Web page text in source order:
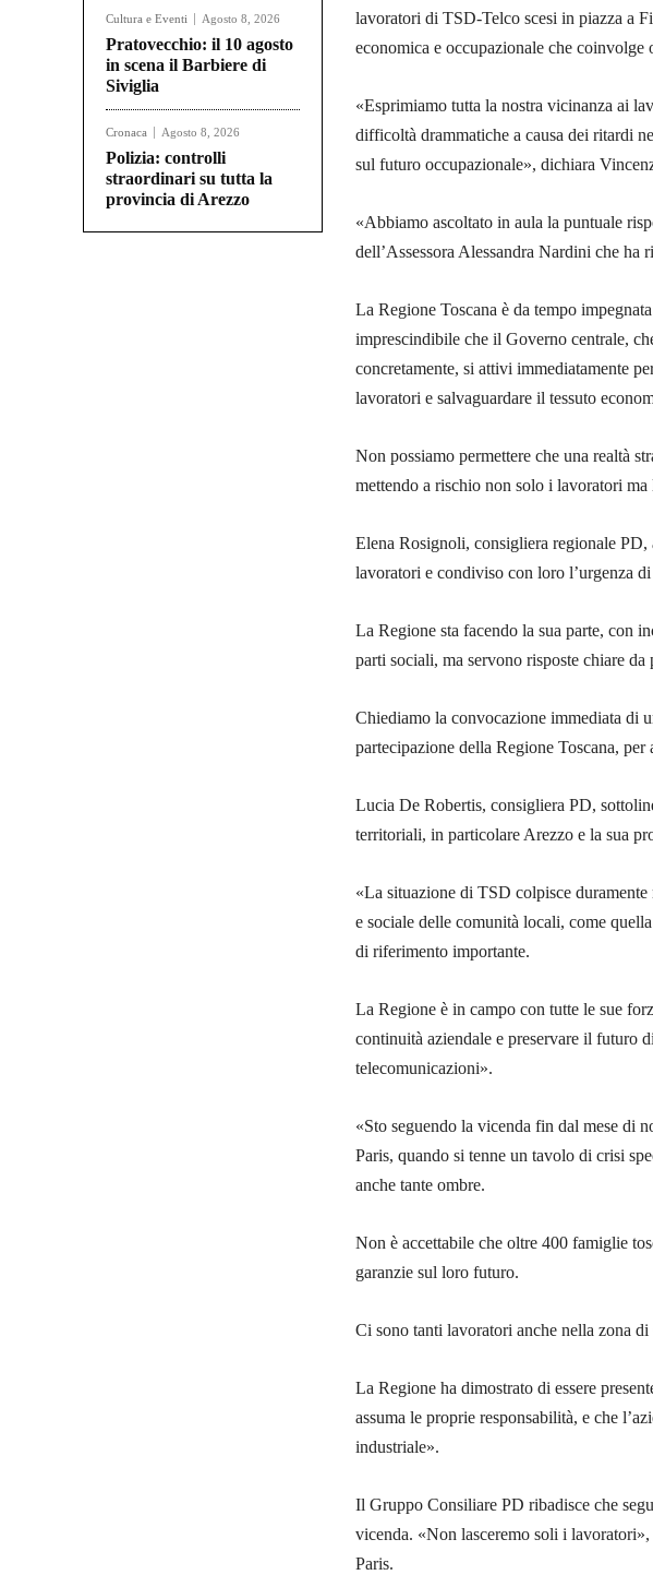
Cultura e Eventi Agosto 8, 2026
Pratovecchio: il 10 agosto
in scena il Barbiere di
Siviglia
Cronaca Agosto 8, 2026
Polizia: controlli
straordinari su tutta la
provincia di Arezzo
lavoratori di TSD-Telco scesi in piazza a
economica e occupazionale che
«Esprimiamo tutta la nostra vicinanza ai
difficoltà drammatiche a causa dei ritardi
sul futuro occupazionale», dichiara
«Abbiamo ascoltato in aula la puntuale
dell’Assessora Alessandra Nardini che ha
La Regione Toscana è da tempo
imprescindibile che il Governo centrale,
concretamente, si attivi immediatamente
lavoratori e salvaguardare il tessuto
Non possiamo permettere che una realtà
mettendo a rischio non solo i lavoratori
Elena Rosignoli, consigliera regionale
lavoratori e condiviso con loro l’urgenza
La Regione sta facendo la sua parte, con
parti sociali, ma servono risposte chiare da
Chiediamo la convocazione immediata di
partecipazione della Regione Toscana,
Lucia De Robertis, consigliera PD,
territoriali, in particolare Arezzo e la sua
«La situazione di TSD colpisce
e sociale delle comunità locali, come
di riferimento importante.
La Regione è in campo con tutte le sue
continuità aziendale e preservare il futuro
telecomunicazioni».
«Sto seguendo la vicenda fin dal mese di
Paris, quando si tenne un tavolo di crisi
anche tante ombre.
Non è accettabile che oltre 400 famiglie
garanzie sul loro futuro.
Ci sono tanti lavoratori anche nella zona
La Regione ha dimostrato di essere
assuma le proprie responsabilità, e che
industriale».
Il Gruppo Consiliare PD ribadisce che
vicenda. «Non lasceremo soli i
Paris.